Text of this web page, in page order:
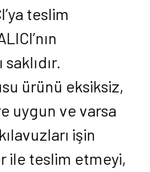
teslim
ürünü eksiksiz,
uygun ve varsa
işin
ile teslim etmeyi,